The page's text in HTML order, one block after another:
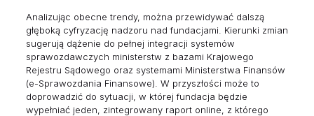
Analizując obecne trendy, można przewidywać dalszą
głęboką cyfryzację nadzoru nad fundacjami. Kierunki zmian
sugerują dążenie do pełnej integracji systemów
sprawozdawczych ministerstw z bazami Krajowego
Rejestru Sądowego oraz systemami Ministerstwa Finansów
(e-Sprawozdania Finansowe). W przyszłości może to
doprowadzić do sytuacji, w której fundacja będzie
wypełniać jeden, zintegrowany raport online, z którego